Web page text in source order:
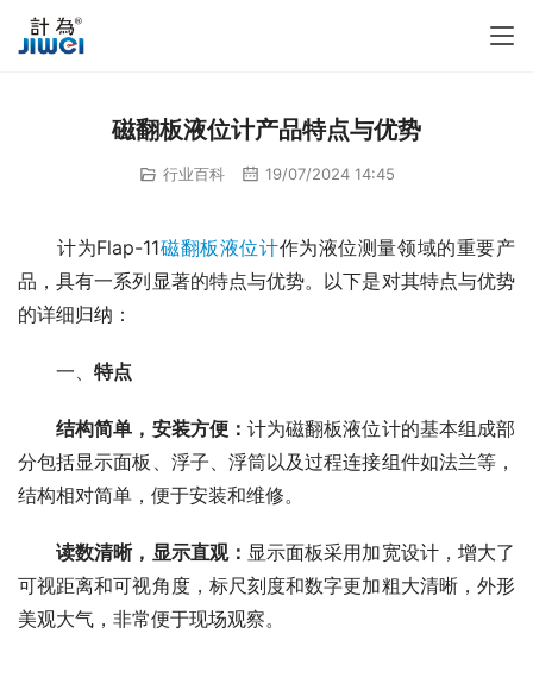
磁翻板液位计产品特点与优势
行业百科 19/07/2024 14:45
计为Flap-11磁翻板液位计作为液位测量领域的重要产
品，具有一系列显著的特点与优势。以下是对其特点与优势
的详细归纳：
一、 特点
结构简单，安装方便： 计为磁翻板液位计的基本组成部
分包括显示面板、浮子、浮筒以及过程连接组件如法兰等，
结构相对简单，便于安装和维修。
读数清晰，显示直观： 显示面板采用加宽设计，增大了
可视距离和可视角度，标尺刻度和数字更加粗大清晰，外形
美观大气，非常便于现场观察。